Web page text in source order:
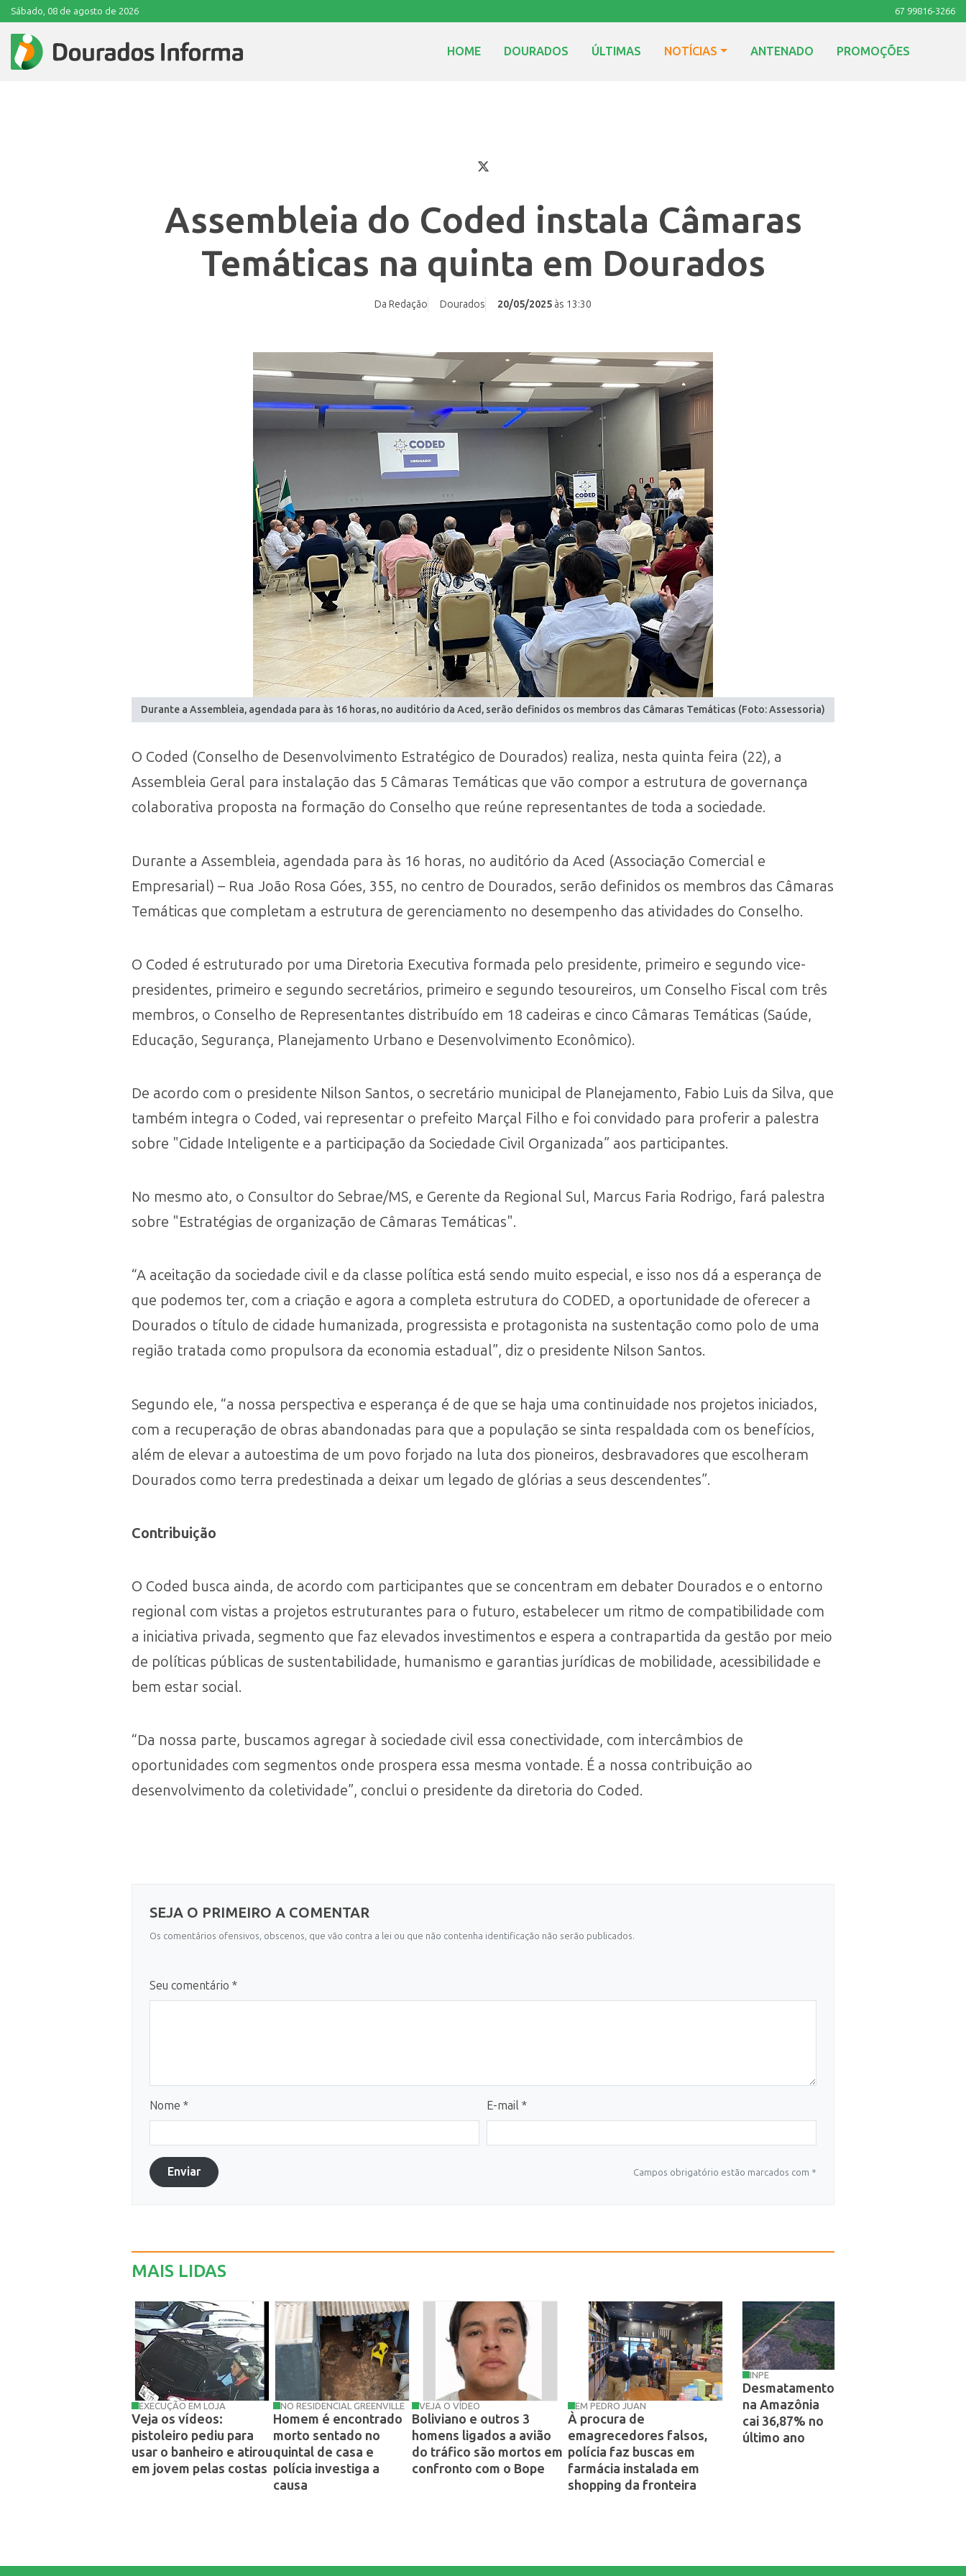
Sábado, 08 de agosto de 2026 67 99816-3266
HOME DOURADOS ÚLTIMAS NOTÍCIAS ANTENADO PROMOÇÕES
Assembleia do Coded instala Câmaras
Temáticas na quinta em Dourados
Da Redação Dourados 20/05/2025 às 13:30
Durante a Assembleia, agendada para às 16 horas, no auditório da Aced, serão definidos os membros das Câmaras Temáticas (Foto: Assessoria)
O Coded (Conselho de Desenvolvimento Estratégico de Dourados) realiza, nesta ⁠quinta feira (22), a
Assembleia Geral para instalação das 5 Câmaras Temáticas que vão compor a estrutura de governança
colaborativa proposta na formação do Conselho que reúne representantes de toda a sociedade.
Durante a Assembleia, agendada para às 16 horas, no auditório da Aced (Associação Comercial e
Empresarial) – Rua João Rosa Góes, 355, no centro de Dourados, serão definidos os membros das Câmaras
Temáticas que completam a estrutura de gerenciamento no desempenho das atividades do Conselho.
O Coded é estruturado por uma Diretoria Executiva formada pelo presidente, primeiro e segundo vice-
presidentes, primeiro e segundo secretários, primeiro e segundo tesoureiros, um Conselho Fiscal com três
membros, o Conselho de Representantes distribuído em 18 cadeiras e cinco Câmaras Temáticas (Saúde,
Educação, Segurança, Planejamento Urbano e Desenvolvimento Econômico).
De acordo com o presidente Nilson Santos, o secretário municipal de Planejamento, Fabio Luis da Silva, que
também integra o Coded, vai representar o prefeito Marçal Filho e foi convidado para proferir a palestra
sobre "Cidade Inteligente e a participação da Sociedade Civil Organizada” aos participantes.
No mesmo ato, o Consultor do Sebrae/MS, e Gerente da Regional Sul, Marcus Faria Rodrigo, fará palestra
sobre "Estratégias de organização de Câmaras Temáticas".
“⁠A aceitação da sociedade civil e da classe política está sendo muito especial, e isso nos dá a esperança de
que podemos ter, com a criação e agora a completa estrutura do CODED, a oportunidade de oferecer a
Dourados o título de cidade humanizada, progressista e protagonista na sustentação como polo de uma
região tratada como propulsora da economia estadual”, diz o presidente Nilson Santos.
Segundo ele, “a nossa perspectiva e esperança é de que se haja uma continuidade nos projetos iniciados,
com a recuperação de obras abandonadas para que a população se sinta respaldada com os benefícios,
além de elevar a autoestima de um povo forjado na luta dos pioneiros, desbravadores que escolheram
Dourados como terra predestinada a deixar um legado de glórias a seus descendentes”.
Contribuição
O Coded busca ainda, de acordo com participantes que se concentram em debater Dourados e o entorno
regional com vistas a projetos estruturantes para o futuro, estabelecer um ritmo de compatibilidade com
a iniciativa privada, segmento que faz elevados investimentos e espera a contrapartida da gestão por meio
de políticas públicas de sustentabilidade, humanismo e garantias jurídicas de mobilidade, acessibilidade e
bem estar social.
“Da nossa parte, buscamos agregar à sociedade civil essa conectividade, com intercâmbios de
oportunidades com segmentos onde prospera essa mesma vontade. É a nossa contribuição ao
desenvolvimento da coletividade”, conclui o presidente da diretoria do Coded.
SEJA O PRIMEIRO A COMENTAR
Os comentários ofensivos, obscenos, que vão contra a lei ou que não contenha identificação não serão publicados.
Seu comentário *
Nome * E-mail *
Enviar Campos obrigatório estão marcados com *
MAIS LIDAS
EXECUÇÃO EM LOJA
Veja os vídeos:
pistoleiro pediu para
usar o banheiro e atirou
em jovem pelas costas
NO RESIDENCIAL GREENVILLE
Homem é encontrado
morto sentado no
quintal de casa e
polícia investiga a
causa
VEJA O VÍDEO
Boliviano e outros 3
homens ligados a avião
do tráfico são mortos em
confronto com o Bope
EM PEDRO JUAN
À procura de
emagrecedores falsos,
polícia faz buscas em
farmácia instalada em
shopping da fronteira
INPE
Desmatamento
na Amazônia
cai 36,87% no
último ano